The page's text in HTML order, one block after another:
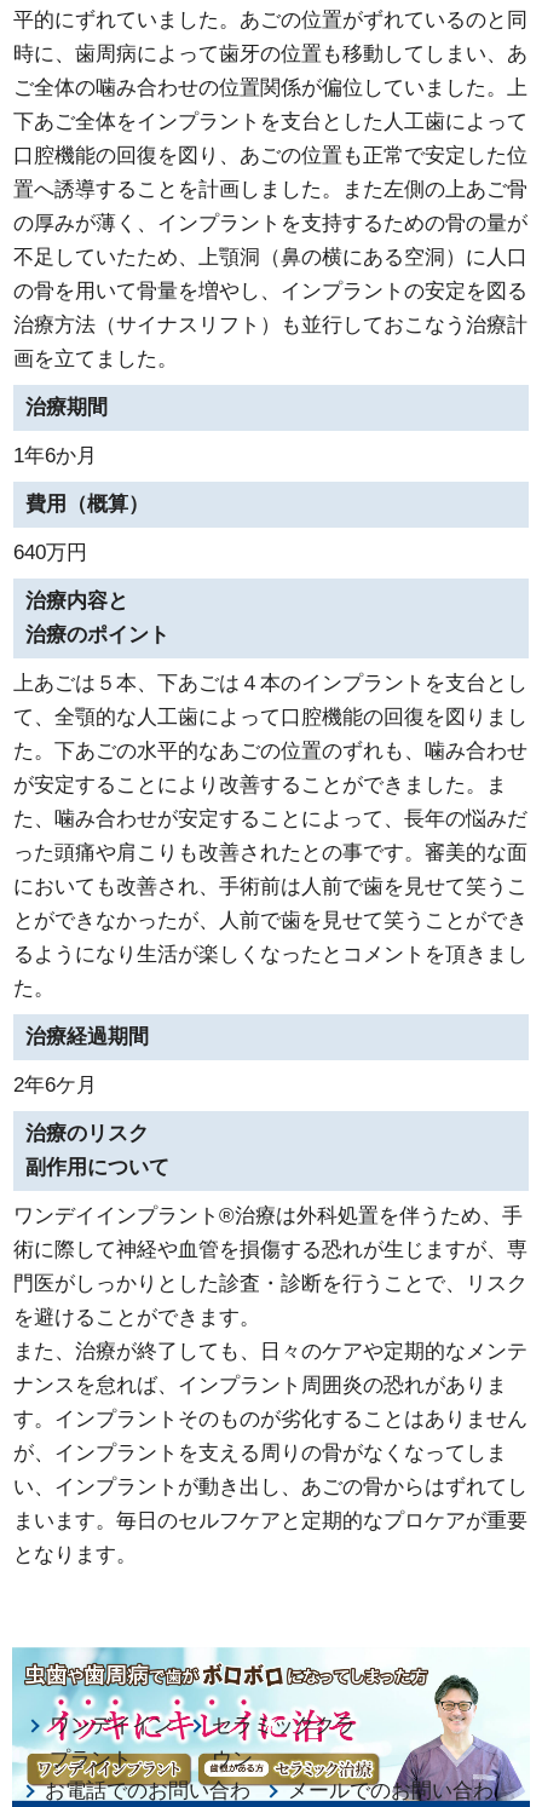
平的にずれていました。あごの位置がずれているのと同
時に、歯周病によって歯牙の位置も移動してしまい、あ
ご全体の噛み合わせの位置関係が偏位していました。上
下あご全体をインプラントを支台とした人工歯によって
口腔機能の回復を図り、あごの位置も正常で安定した位
置へ誘導することを計画しました。また左側の上あご骨
の厚みが薄く、インプラントを支持するための骨の量が
不足していたため、上顎洞（鼻の横にある空洞）に人口
の骨を用いて骨量を増やし、インプラントの安定を図る
治療方法（サイナスリフト）も並行しておこなう治療計
画を立てました。
治療期間
1年6か月
費用（概算）
640万円
治療内容と
治療のポイント
上あごは５本、下あごは４本のインプラントを支台とし
て、全顎的な人工歯によって口腔機能の回復を図りまし
た。下あごの水平的なあごの位置のずれも、噛み合わせ
が安定することにより改善することができました。ま
た、噛み合わせが安定することによって、長年の悩みだ
った頭痛や肩こりも改善されたとの事です。審美的な面
においても改善され、手術前は人前で歯を見せて笑うこ
とができなかったが、人前で歯を見せて笑うことができ
るようになり生活が楽しくなったとコメントを頂きまし
た。
治療経過期間
2年6ケ月
治療のリスク
副作用について
ワンデイインプラント®治療は外科処置を伴うため、手
術に際して神経や血管を損傷する恐れが生じますが、専
門医がしっかりとした診査・診断を行うことで、リスク
を避けることができます。
また、治療が終了しても、日々のケアや定期的なメンテ
ナンスを怠れば、インプラント周囲炎の恐れがありま
す。インプラントそのものが劣化することはありません
が、インプラントを支える周りの骨がなくなってしま
い、インプラントが動き出し、あごの骨からはずれてし
まいます。毎日のセルフケアと定期的なプロケアが重要
となります。
ワンデイイン
プラント
セラミッククラ
ウン
お電話でのお問い合わ
メールでのお問い合わ